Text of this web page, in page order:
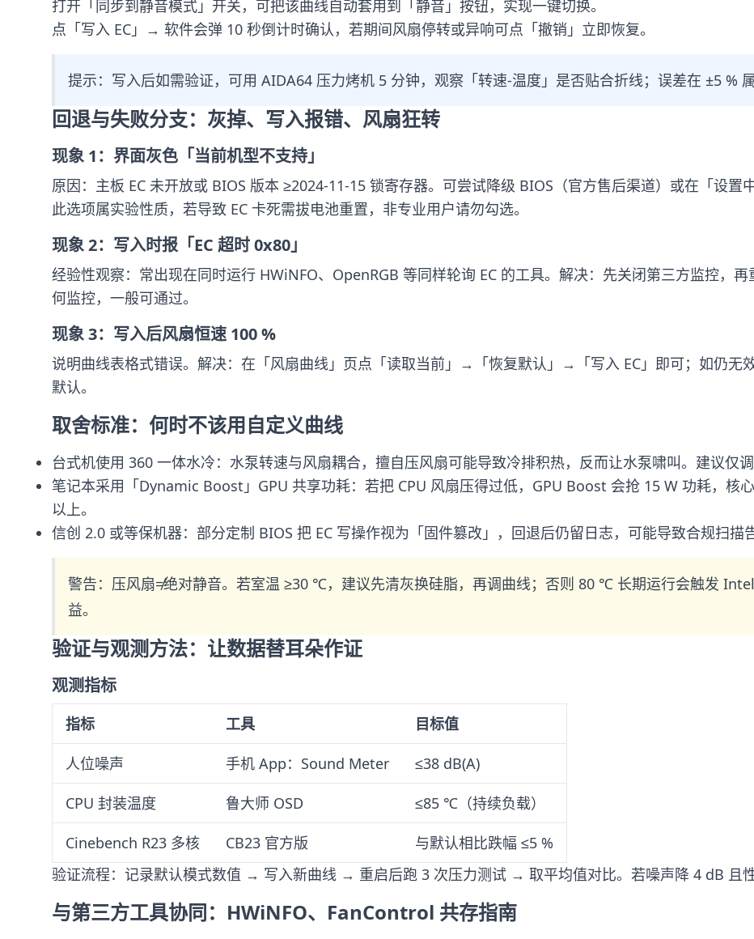
打开「同步到静音模式」开关，可把该曲线自动套用到「静音」按钮，实现一键切换。
点「写入 EC」→ 软件会弹 10 秒倒计时确认，若期间风扇停转或异响可点「撤销」立即恢复。
提示：写入后如需验证，可用 AIDA64 压力烤机 5 分钟，观察「转速-温度」是否贴合折线；误差在 ±5 % 属
回退与失败分支：灰掉、写入报错、风扇狂转
现象 1：界面灰色「当前机型不支持」
原因：主板 EC 未开放或 BIOS 版本 ≥2024-11-15 锁寄存器。可尝试降级 BIOS（官方售后渠道）或在「设
此选项属实验性质，若导致 EC 卡死需拔电池重置，非专业用户请勿勾选。
现象 2：写入时报「EC 超时 0x80」
经验性观察：常出现在同时运行 HWiNFO、OpenRGB 等同样轮询 EC 的工具。解决：先关闭第三方监控，
何监控，一般可通过。
现象 3：写入后风扇恒速 100 %
说明曲线表格式错误。解决：在「风扇曲线」页点「读取当前」→「恢复默认」→「写入 EC」即可；如仍无
默认。
取舍标准：何时不该用自定义曲线
台式机使用 360 一体水冷：水泵转速与风扇耦合，擅自压风扇可能导致冷排积热，反而让水泵啸叫。建议仅调
笔记本采用「Dynamic Boost」GPU 共享功耗：若把 CPU 风扇压得过低，GPU Boost 会抢 15 W 功耗，核
以上。
信创 2.0 或等保机器：部分定制 BIOS 把 EC 写操作视为「固件篡改」，回退后仍留日志，可能导致合规扫描
警告：压风扇≠绝对静音。若室温 ≥30 ℃，建议先清灰换硅脂，再调曲线；否则 80 ℃ 长期运行会触发
益。
验证与观测方法：让数据替耳朵作证
观测指标
指标 工具 目标值
人位噪声 手机 App：Sound Meter ≤38 dB(A)
CPU 封装温度 鲁大师 OSD ≤85 ℃（持续负载）
Cinebench R23 多核 CB23 官方版
与默认相比跌幅 ≤5 %
验证流程：记录默认模式数值 → 写入新曲线 → 重启后跑 3 次压力测试 → 取平均值对比。若噪声降 4 dB 且性
与第三方工具协同：HWiNFO、FanControl 共存指南